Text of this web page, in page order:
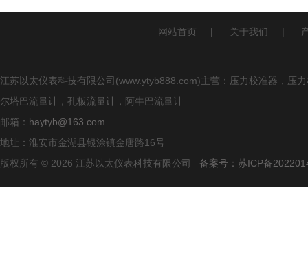
网站首页 | 关于我们 |
江苏以太仪表科技有限公司(www.ytyb888.com)主营：压力校准器，压
尔塔巴流量计，孔板流量计，阿牛巴流量计
邮箱： haytyb@163.com
地址：淮安市金湖县银涂镇金唐路16号
版权所有 © 2026 江苏以太仪表科技有限公司 备案号：苏ICP备